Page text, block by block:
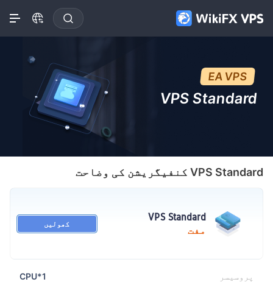
EA VPS
VPS Standard
VPS Standard کنفیگریشن کی وضاحت
VPS Standard
مفت
کھولیں
پروسیسر 1*CPU